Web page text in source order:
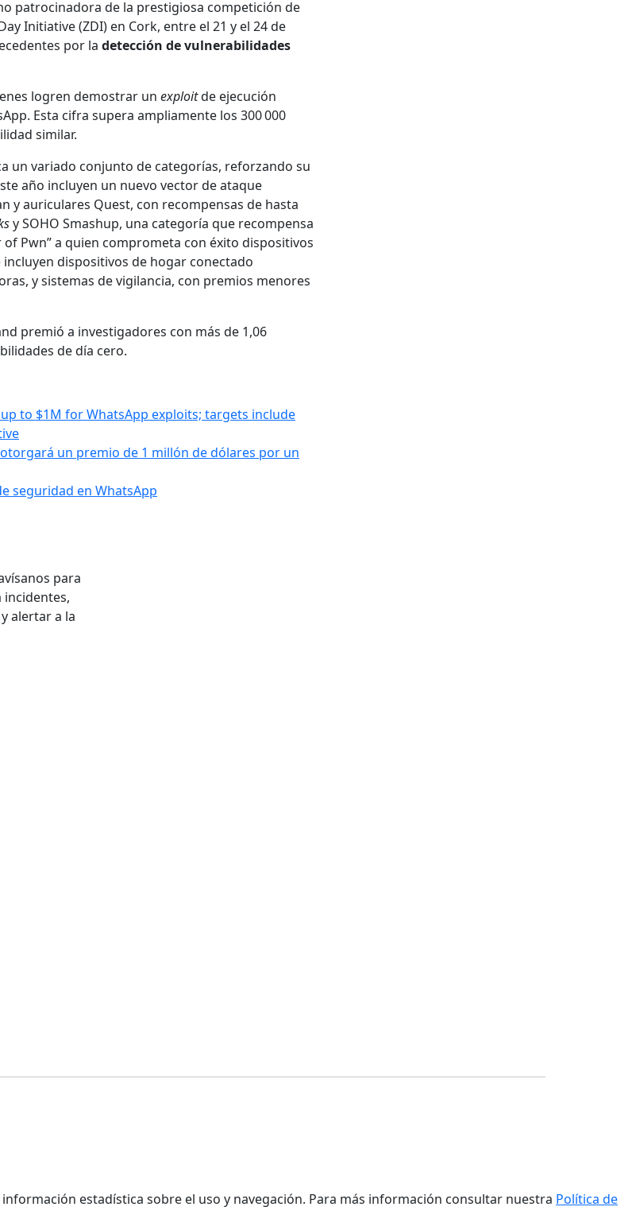
patrocinadora de la prestigiosa competición de
Initiative (ZDI) en Cork, entre el 21 y el 24 de
por la detección de vulnerabilidades
logren demostrar un exploitde ejecución
Esta cifra supera ampliamente los 300 000
similar.
un variado conjunto de categorías, reforzando su
año incluyen un nuevo vector de ataque
y auriculares Quest, con recompensas de hasta
y SOHO Smashup, una categoría que recompensa
Pwn” a quien comprometa con éxito dispositivos
dispositivos de hogar conectado
y sistemas de vigilancia, con premios menores
premió a investigadores con más de 1,06
de día cero.
to $1M for WhatsApp exploits; targets include
un premio de 1 millón de dólares por un
seguridad en WhatsApp
para
incidentes,
alertar a la
estadística sobre el uso y navegación. Para más información consultar nuestra Política de